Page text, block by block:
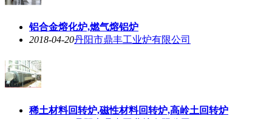
铝合金熔化炉,燃气熔铝炉
2018-04-20丹阳市鼎丰工业炉有限公司
稀土材料回转炉,磁性材料回转炉,高岭土回转炉